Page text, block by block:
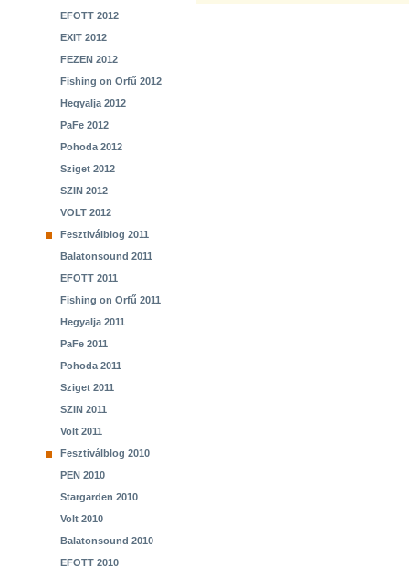
EFOTT 2012
EXIT 2012
FEZEN 2012
Fishing on Orfű 2012
Hegyalja 2012
PaFe 2012
Pohoda 2012
Sziget 2012
SZIN 2012
VOLT 2012
Fesztiválblog 2011
Balatonsound 2011
EFOTT 2011
Fishing on Orfű 2011
Hegyalja 2011
PaFe 2011
Pohoda 2011
Sziget 2011
SZIN 2011
Volt 2011
Fesztiválblog 2010
PEN 2010
Stargarden 2010
Volt 2010
Balatonsound 2010
EFOTT 2010